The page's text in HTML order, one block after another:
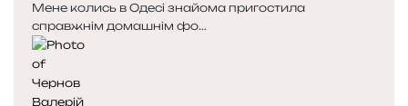
Мене колись в Одесі знайома пригостила
справжнім домашнім фо...